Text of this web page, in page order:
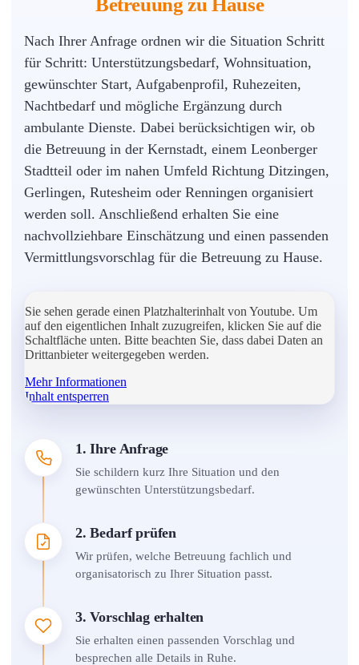
Sie sehen gerade einen Platzhalterinhalt von Youtube. Um
auf den eigentlichen Inhalt zuzugreifen, klicken Sie auf die
Schaltfläche unten. Bitte beachten Sie, dass dabei Daten an
Drittanbieter weitergegeben werden.
Mehr Informationen
Inhalt entsperren
Betreuung zu Hause
Nach Ihrer Anfrage ordnen wir die Situation Schritt
für Schritt: Unterstützungsbedarf, Wohnsituation,
gewünschter Start, Aufgabenprofil, Ruhezeiten,
Nachtbedarf und mögliche Ergänzung durch
ambulante Dienste. Dabei berücksichtigen wir, ob
die Betreuung in der Kernstadt, einem Leonberger
Stadtteil oder im nahen Umfeld Richtung Ditzingen,
Gerlingen, Rutesheim oder Renningen organisiert
werden soll. Anschließend erhalten Sie eine
nachvollziehbare Einschätzung und einen passenden
Vermittlungsvorschlag für die Betreuung zu Hause.
1. Ihre Anfrage
Sie schildern kurz Ihre Situation und den
gewünschten Unterstützungsbedarf.
2. Bedarf prüfen
Wir prüfen, welche Betreuung fachlich und
organisatorisch zu Ihrer Situation passt.
3. Vorschlag erhalten
Sie erhalten einen passenden Vorschlag und
besprechen alle Details in Ruhe.